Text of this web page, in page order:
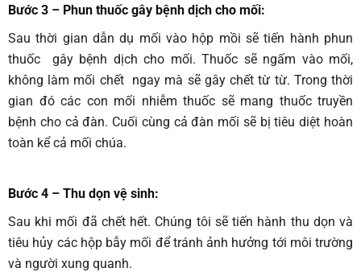
Bước 3 – Phun thuốc gây bệnh dịch cho mối:
Sau thời gian dẫn dụ mối vào hộp mồi sẽ tiến hành phun
thuốc gây bệnh dịch cho mối. Thuốc sẽ ngấm vào mối,
không làm mối chết ngay mà sẽ gây chết từ từ. Trong thời
gian đó các con mối nhiễm thuốc sẽ mang thuốc truyền
bệnh cho cả đàn. Cuối cùng cả đàn mối sẽ bị tiêu diệt hoàn
toàn kể cả mối chúa.
Bước 4 – Thu dọn vệ sinh:
Sau khi mối đã chết hết. Chúng tôi sẽ tiến hành thu dọn và
tiêu hủy các hộp bẫy mối để tránh ảnh hưởng tới môi trường
và người xung quanh.